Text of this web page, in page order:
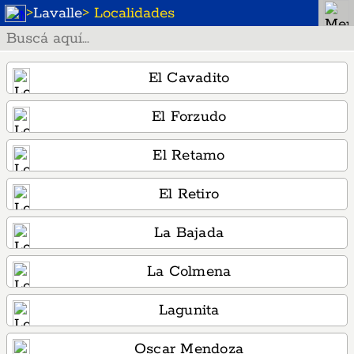
>Lavalle> Localidades
El Cavadito
El Forzudo
El Retamo
El Retiro
La Bajada
La Colmena
Lagunita
Oscar Mendoza